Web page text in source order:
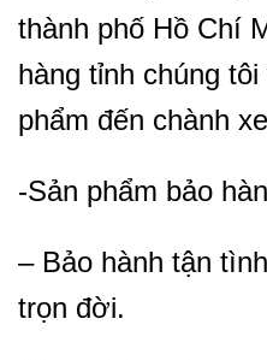
thành phố Hồ Chí
hàng tỉnh chúng
phẩm đến chành
-Sản phẩm bảo
– Bảo hành tận
trọn đời.